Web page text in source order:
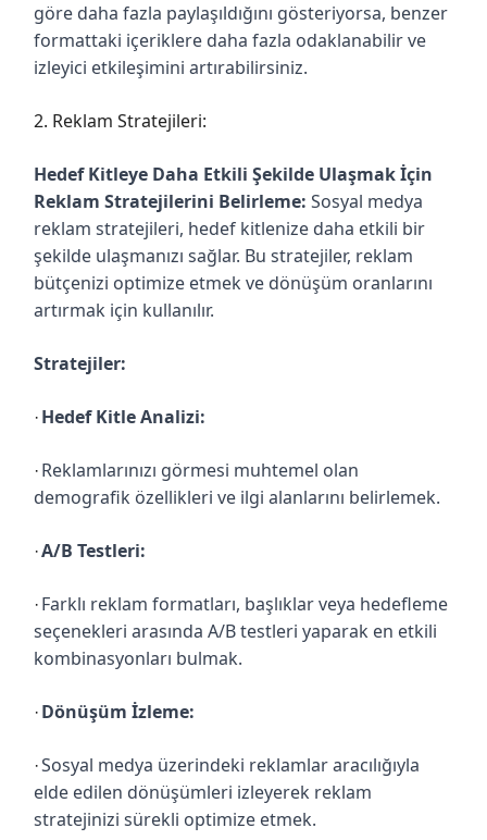
göre daha fazla paylaşıldığını gösteriyorsa, benzer
formattaki içeriklere daha fazla odaklanabilir ve
izleyici etkileşimini artırabilirsiniz.
2. Reklam Stratejileri:
Hedef Kitleye Daha Etkili Şekilde Ulaşmak İçin
Reklam Stratejilerini Belirleme: Sosyal medya
reklam stratejileri, hedef kitlenize daha etkili bir
şekilde ulaşmanızı sağlar. Bu stratejiler, reklam
bütçenizi optimize etmek ve dönüşüm oranlarını
artırmak için kullanılır.
Stratejiler:
· Hedef Kitle Analizi:
· Reklamlarınızı görmesi muhtemel olan
demografik özellikleri ve ilgi alanlarını belirlemek.
·A/B Testleri:
· Farklı reklam formatları, başlıklar veya hedefleme
seçenekleri arasında A/B testleri yaparak en etkili
kombinasyonları bulmak.
· Dönüşüm İzleme:
·Sosyal medya üzerindeki reklamlar aracılığıyla
elde edilen dönüşümleri izleyerek reklam
stratejinizi sürekli optimize etmek.